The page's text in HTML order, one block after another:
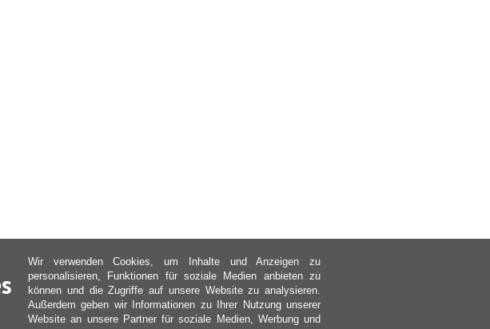
Wir verwenden Cookies, um Inhalte und Anzeigen zu
personalisieren, Funktionen für soziale Medien anbieten zu
können und die Zugriffe auf unsere Website zu analysieren.
Außerdem geben wir Informationen zu Ihrer Nutzung unserer
Website an unsere Partner für soziale Medien, Werbung und